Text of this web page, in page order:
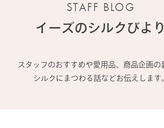
STAFF BLOG
イーズのシルクびより
スタッフのおすすめや愛用品、商品企画の
シルクにまつわる話などお伝えします。